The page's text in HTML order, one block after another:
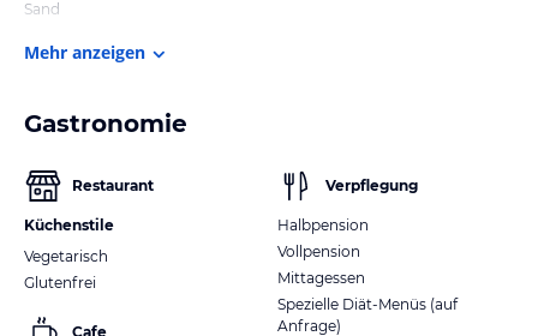
Sand
Mehr anzeigen
Gastronomie
Restaurant
Küchenstile
Vegetarisch
Glutenfrei
Cafe
Verpflegung
Halbpension
Vollpension
Mittagessen
Spezielle Diät-Menüs (auf
Anfrage)